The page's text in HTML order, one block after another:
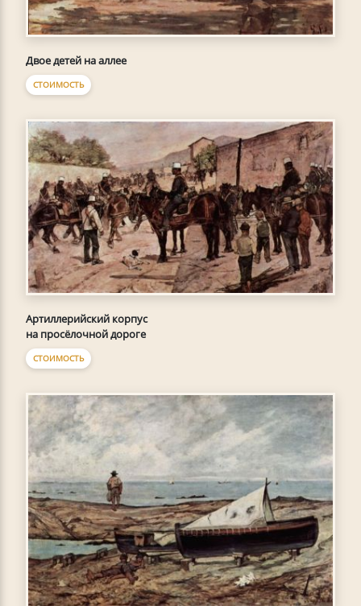
Двое детей на аллее
СТОИМОСТЬ
Артиллерийский корпус
на просёлочной дороге
СТОИМОСТЬ